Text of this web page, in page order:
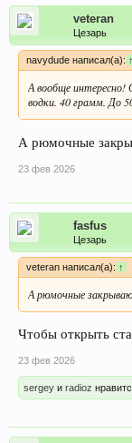
veteran
Цезарь
navydude написал(а):↑
А вообще интересно!
водки. 40 грамм. До
А рюмочные
23 фев 2026
fasfus
Цезарь
veteran написал(а):↑
А рюмочные
Чтобы открыть
23 фев 2026
sergey и radioz